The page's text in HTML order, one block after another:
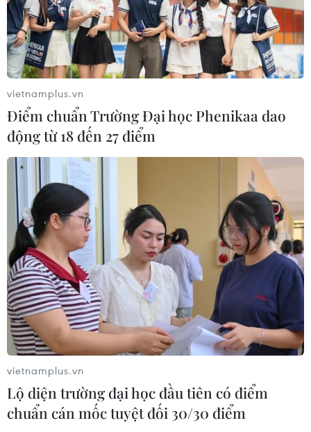
Nợ công của Đức tăng lên 1.900 tỷ euro
trong nửa đầu năm 2019
25/09/2019 02:15
Tổng số nợ công 1.900 tỷ euro của Đức trong nửa đầu
năm 2019 đã bao gồm nợ của chính phủ, 16 bang cũng
như các thành phố và các quỹ an sinh xã hội.
vietnamplus.vn
Điểm chuẩn Trường Đại học Phenikaa dao
động từ 18 đến 27 điểm
vietnamplus.vn
Lộ diện trường đại học đầu tiên có điểm
chuẩn cán mốc tuyệt đối 30/30 điểm